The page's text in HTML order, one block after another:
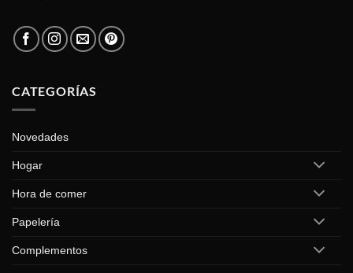
CATEGORÍAS
Novedades
Hogar
Hora de comer
Papelería
Complementos